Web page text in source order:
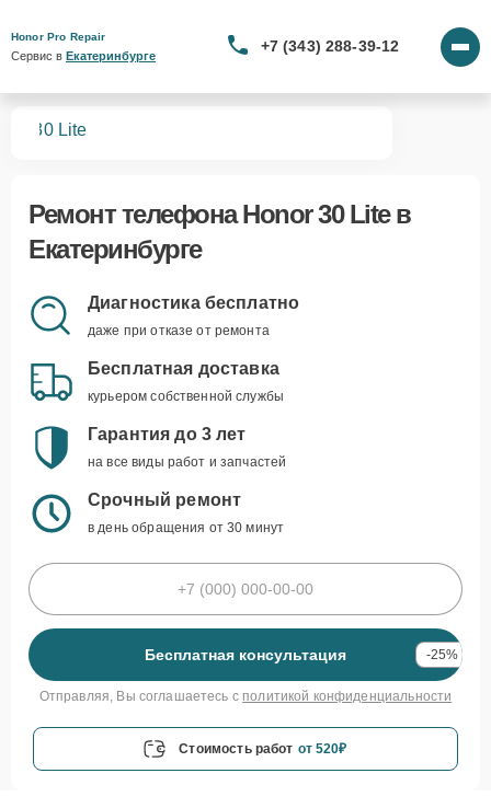
Honor Pro Repair
Сервис в Екатеринбурге
+7 (343) 288-39-12
30 Lite
Ремонттелефона Honor 30 Liteв
Екатеринбурге
Диагностика бесплатно
даже при отказе от ремонта
Бесплатная доставка
курьером собственной службы
Гарантия до 3 лет
на все виды работ и запчастей
Срочный ремонт
в день обращения от 30 минут
Бесплатная консультация -25%
Отправляя, Вы соглашаетесь с политикой конфиденциальности
Стоимость работ от 520₽